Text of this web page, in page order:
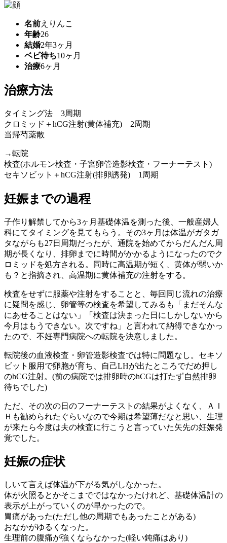
名前えりんこ
年齢26
結婚2年3ヶ月
ベビ待ち10ヶ月
治療6ヶ月
治療方法
タイミング法 3周期
クロミッド＋hCG注射(黄体補充) 2周期
当帰芍薬散
→転院
検査(ホルモン検査・子宮卵管造影検査・フーナーテスト)
セキソビット＋hCG注射(排卵誘発) 1周期
妊娠までの過程
子作り解禁してから3ヶ月基礎体温を測った後、一般産婦人
科にてタイミングを見てもらう。その3ヶ月は体温がガタガ
タながらも27日周期だったが、通院を始めてからだんだん周
期が長くなり、排卵までに時間がかかるようになったのでク
ロミッドを処方される。同時に高温期が短く、黄体が弱いか
も？と指摘され、高温期に黄体補充の注射をする。
検査をせずに服薬や注射をすることと、毎回同じ流れの治療
に疑問を感じ、卵管等の検査を希望してみるも「まだそんな
にあせることはない」「検査は決まった日にしかしないから
今月はもうできない。次ですね」と言われて納得できなかっ
たので、不妊専門病院への転院を決意しました。
転院後の血液検査・卵管造影検査では特に問題なし。セキソ
ビット服用で卵胞が育ち、自己LHが出たところでだめ押し
のhCG注射。(前の病院では排卵時のhCGは打たず自然排卵
待ちでした)
ただ、その次の日のフーナーテストの結果がよくなく、ＡＩ
Ｈも勧められたぐらいなので今期は希望薄だなと思い、生理
が来たら今度は夫の検査に行こうと言っていた矢先の妊娠発
覚でした。
妊娠の症状
しいて言えば体温が下がる気がしなかった。
体が火照るとかそこまでではなかったけれど、基礎体温計の
表示が上がっていくのが早かったので。
胃痛があった(ただし他の周期でもあったことがある)
おなかがゆるくなった。
生理前の腹痛が強くならなかった(軽い鈍痛はあり)